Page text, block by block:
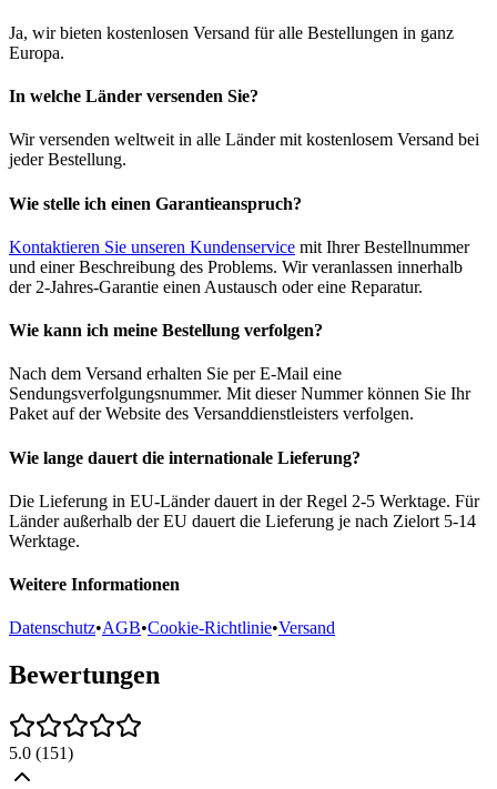
Ja, wir bieten kostenlosen Versand für alle Bestellungen in ganz
Europa.
In welche Länder versenden Sie?
Wir versenden weltweit in alle Länder mit kostenlosem Versand bei
jeder Bestellung.
Wie stelle ich einen Garantieanspruch?
Kontaktieren Sie unseren Kundenservice mit Ihrer Bestellnummer
und einer Beschreibung des Problems. Wir veranlassen innerhalb
der 2-Jahres-Garantie einen Austausch oder eine Reparatur.
Wie kann ich meine Bestellung verfolgen?
Nach dem Versand erhalten Sie per E-Mail eine
Sendungsverfolgungsnummer. Mit dieser Nummer können Sie Ihr
Paket auf der Website des Versanddienstleisters verfolgen.
Wie lange dauert die internationale Lieferung?
Die Lieferung in EU-Länder dauert in der Regel 2-5 Werktage. Für
Länder außerhalb der EU dauert die Lieferung je nach Zielort 5-14
Werktage.
Weitere Informationen
Datenschutz•AGB•Cookie-Richtlinie•Versand
Bewertungen
5.0 (151)